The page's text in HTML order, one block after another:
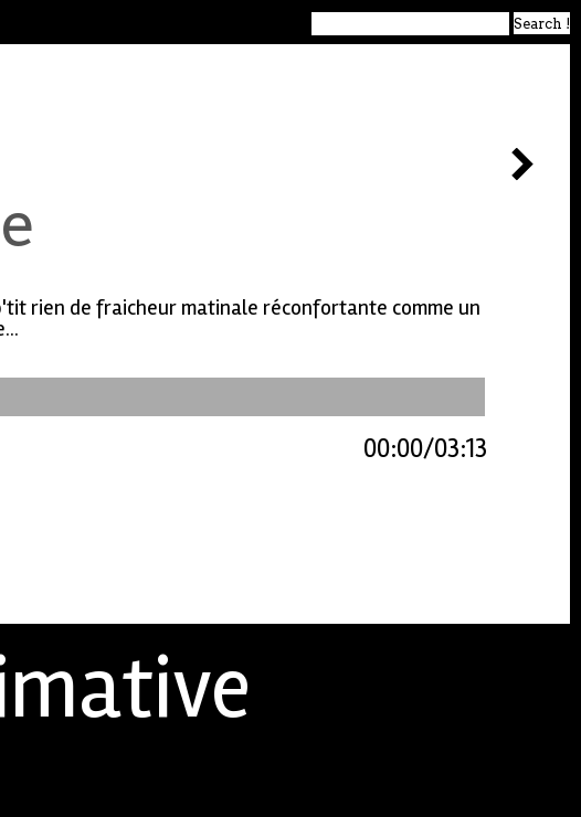
rien de fraicheur matinale réconfortante comme un
03:13
00:00